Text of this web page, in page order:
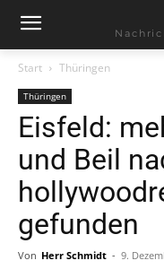
Start Thüringen
Thüringen
Eisfeld:
und Beil
gefunden
Von Herr Schmidt - 9.